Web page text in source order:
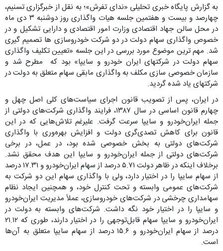
به گزارش پایگاه خبری تحلیلی «ندای تفرش»؛ به نقل از خبرگزاری تسنیم،
چهارصد و بیست و هفتمین جلسه هیات واگذاری روز دوشنبه ۳ دی ماه
در محل سالن جهاد اقتصادی وزارت امور اقتصادی و دارایی تشکیل و در
خصوص واگذاری سهام دولت در دو شرکت خودروسازی ها تصمیم گیری
شد. مهم ترین موضوع مورد بررسی در این جلسه «تعیین تکلیف واگذاری
سهام دولت در شرکتهای ایران خودرو و سایپا» بود که مطرح شد و
سازمان خصوصی سازی مکلف به واگذاری مابقی سهام متعلق به دولت در
شرکتهای یاد شده گردید.
در ایران، پس از تصویب قانون اجرای سیاست‌های کلی اصل چهل و
چهارم قانون اساسی در سال ۱۳۸۷، فرایند واگذاری شرکت‌های دولتی از
جمله ایران‌خودرو و سایپا سرعت گرفت. علیرغم تلاش‌هایی که در این
قانون برای کاهش تصدی‌گری دولت و افزایش بهره‌وری با واگذاری
شرکت‌های دولتی به بخش خصوصی شده بود، در عمل، در برخی
شرکت‌های دولتی از جمله ایران‌خودرو و سایپا این هدف محقق نشد.
برخلاف اینکه در ظاهر دولت ۵.۷۱ درصد از سهام ایران‌خودرو و ۱۷.۳۱ درصد
از سهام سایپا را در اختیار دارد، ولی با واگذاری سهام این دو شرکت به
شرکت‌های عمومی وابسته و تحت کنترل خود، و همچنین ایجاد نظام
سهامداری چرخشی در شرکت‌های خودروسازی، عملاً مدیریت ایران‌خودرو
و سایپا را در اختیار خود نگه داشت. شرکت‌های وابسته به دولت در
ایران‌خودرو و سایپا سهام قابل‌توجهی را در اختیار دارند، طوری که ۲۱.۱۲
درصد از سهام ایران‌خودرو و ۱۵.۶ درصد از سهام سایپا متعلق به آن‌ها
است.